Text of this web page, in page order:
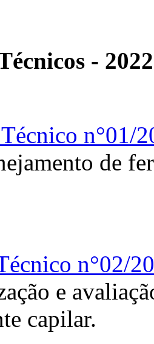
- 2022
n°01/
de
n°02/
e
capilar.